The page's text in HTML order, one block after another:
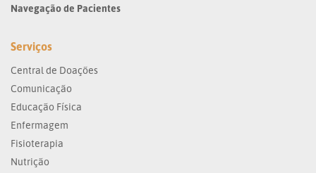
Navegação de Pacientes
Serviços
Central de Doações
Comunicação
Educação Física
Enfermagem
Fisioterapia
Nutrição